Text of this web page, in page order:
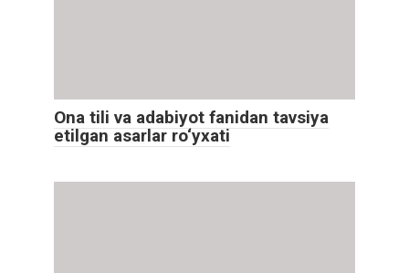
Ona tili va adabiyot fanidan tavsiya
etilgan asarlar ro‘yxati